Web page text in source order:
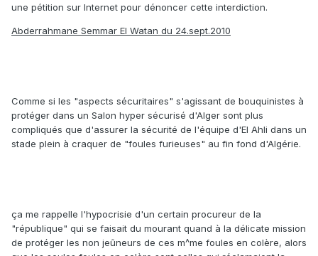
une pétition sur Internet pour dénoncer cette interdiction.
Abderrahmane Semmar El Watan du 24.sept.2010
Comme si les "aspects sécuritaires" s'agissant de bouquinistes à
protéger dans un Salon hyper sécurisé d'Alger sont plus
compliqués que d'assurer la sécurité de l'équipe d'El Ahli dans un
stade plein à craquer de "foules furieuses" au fin fond d'Algérie.
ça me rappelle l'hypocrisie d'un certain procureur de la
"république" qui se faisait du mourant quand à la délicate mission
de protéger les non jeûneurs de ces m^me foules en colère, alors